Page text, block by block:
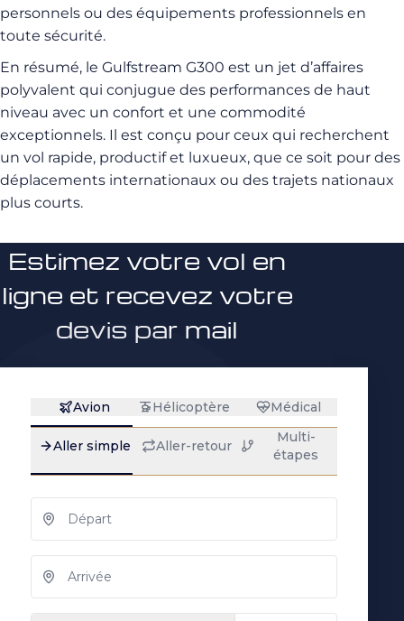
personnels ou des équipements professionnels en
toute sécurité.
En résumé, le Gulfstream G300 est un jet d’affaires
polyvalent qui conjugue des performances de haut
niveau avec un confort et une commodité
exceptionnels. Il est conçu pour ceux qui recherchent
un vol rapide, productif et luxueux, que ce soit pour des
déplacements internationaux ou des trajets nationaux
plus courts.
Estimez votre vol en
ligne et recevez votre
devis par mail